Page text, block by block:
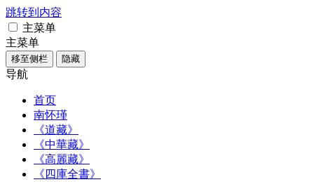
跳转到内容
主菜单
主菜单
移至侧栏 隐藏
导航
首页
南怀瑾
《道藏》
《中華藏》
《高麗藏》
《四庫全書》